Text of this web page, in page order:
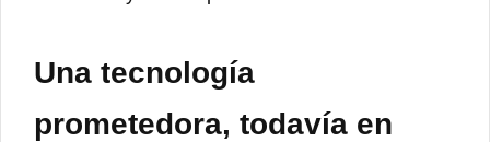
Una tecnología
prometedora, todavía en